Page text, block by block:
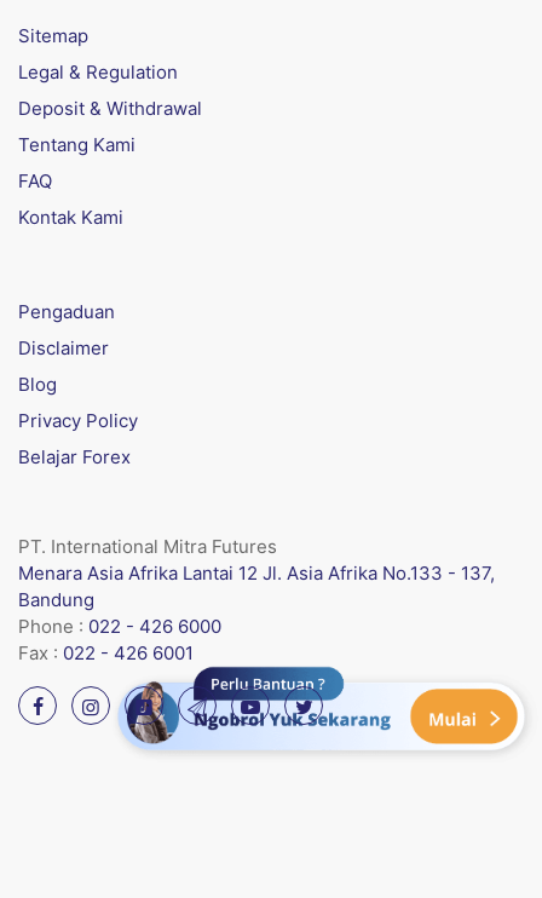
Sitemap
Legal & Regulation
Deposit & Withdrawal
Tentang Kami
FAQ
Kontak Kami
Pengaduan
Disclaimer
Blog
Privacy Policy
Belajar Forex
PT. International Mitra Futures
Menara Asia Afrika Lantai 12 Jl. Asia Afrika No.133 - 137,
Bandung
Phone : 022 - 426 6000
Fax : 022 - 426 6001